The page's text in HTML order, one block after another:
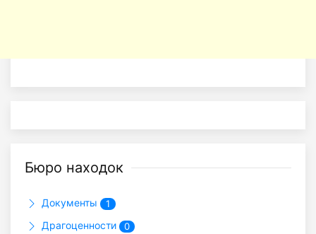
Бюро находок
Документы 1
Драгоценности 0